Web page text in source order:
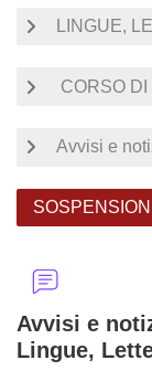
LINGUE,
CORSO
Avvisi e
Avvisi e
Lingue,